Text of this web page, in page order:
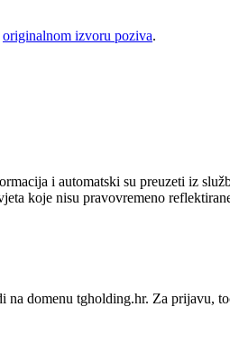
originalnom izvoru poziva.
i automatski su preuzeti iz
koje nisu pravovremeno
na domenu tgholding.hr. Za prijavu,